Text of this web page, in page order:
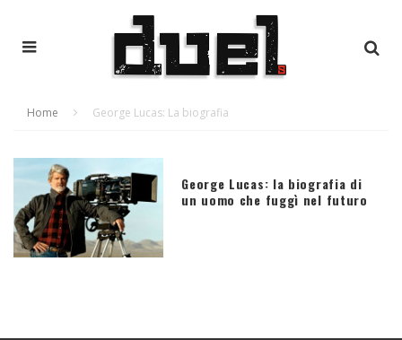
Home George Lucas: La biografia
George Lucas: la biografia di
un uomo che fuggì nel futuro